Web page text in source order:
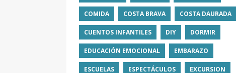
COMIDA COSTA BRAVA COSTA DAURADA
CUENTOS INFANTILES DIY DORMIR
EDUCACIÓN EMOCIONAL EMBARAZO
ESCUELAS ESPECTÁCULOS EXCURSION